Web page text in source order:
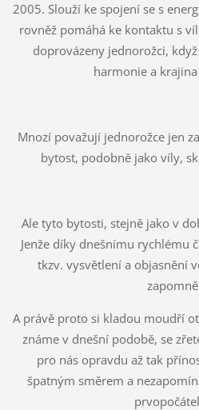
2005. Slouží ke spojení se s
rovněž pomáhá ke kontaktu s
doprovázeny jednorožci,
harmonie a
Mnozí považují jednorožce jen
bytost, podobně jako víly,
Ale tyto bytosti, stejně jako v
Jenže díky dnešnímu rychlému
tkzv. vysvětlení a objasnění
A právě proto si kladou moudří
známe v dnešní podobě, se
pro nás opravdu až tak
špatným směrem a